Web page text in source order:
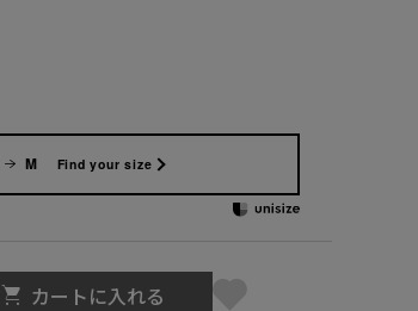
M Find your size
カートに入れる